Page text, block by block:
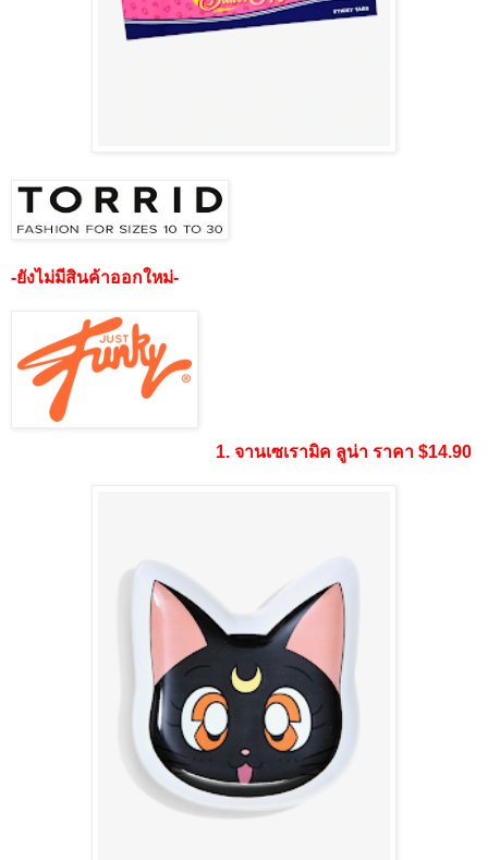
-ยังไม่มีสินค้าออกใหม่-
1. จานเซเรามิค ลูน่า ราคา $14.90